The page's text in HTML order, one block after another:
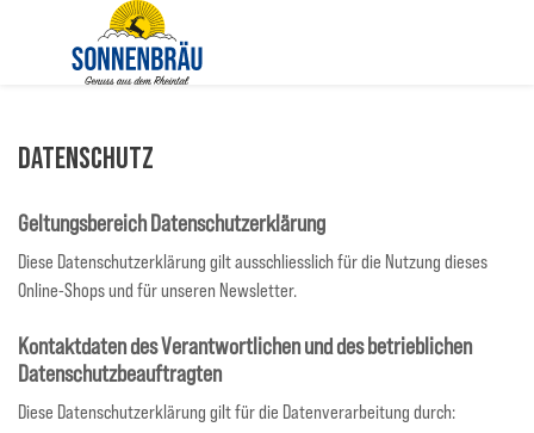
Datenschutz
Geltungsbereich Datenschutzerklärung
Diese Datenschutzerklärung gilt ausschliesslich für die Nutzung dieses
Online-Shops und für unseren Newsletter.
Kontaktdaten des Verantwortlichen und des betrieblichen
Datenschutzbeauftragten
Diese Datenschutzerklärung gilt für die Datenverarbeitung durch: